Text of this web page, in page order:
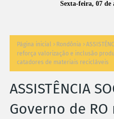
Sexta-feira, 07 de
Página inicial Rondônia
reforça valorização e inclusão
catadores de materiais recicláveis
ASSISTÊNCIA
Governo de RO